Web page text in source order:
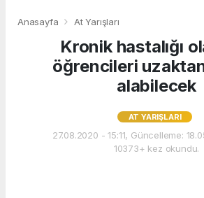
Anasayfa At Yarışları
Kronik hastalığı
öğrencileri
alabilecek
AT YARIŞLARI
27.08.2020 - 15:11, Güncelleme:
10373+ kez okundu.